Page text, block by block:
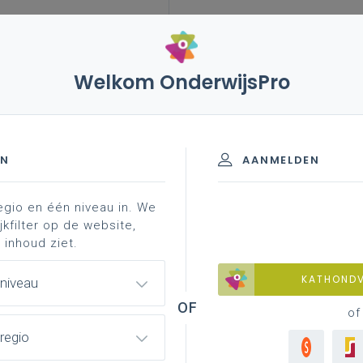
vakken en leerplannen 2de graad
materiaal lesfiche ' ...
- D/A-finaliteit
professionalisering
(schrijven, schriftelijke
Welkom OnderwijsPro
AANMELDEN
of
en één niveau in. We
op de website,
ziet.